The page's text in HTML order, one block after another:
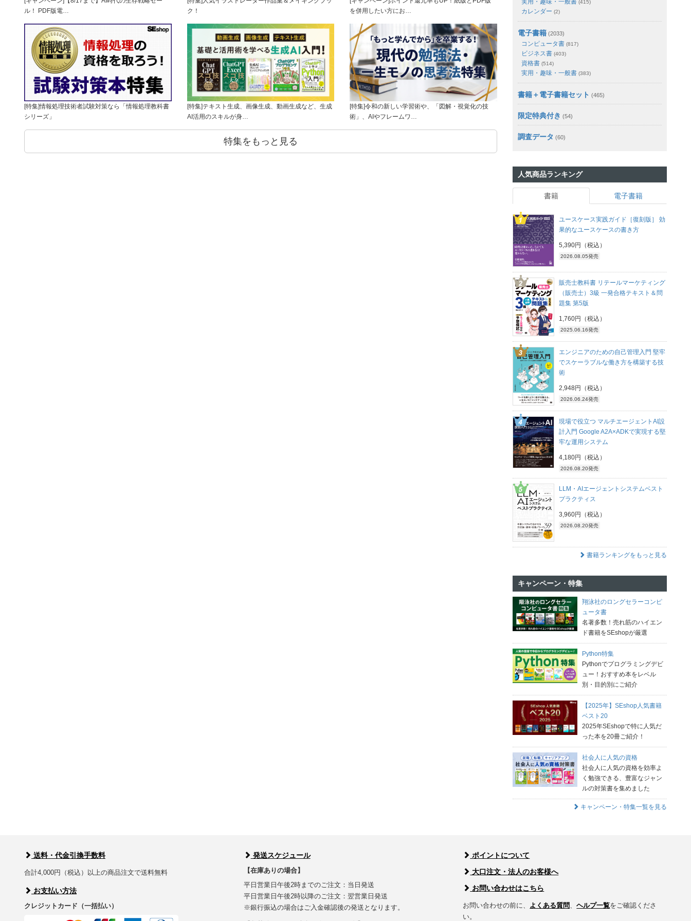
ル！ PDF版電…
ク！
を併用したい方にお…
[特集]情報処理技術者試験対策なら「情報処理教科書
シリーズ」
[特集]テキスト生成、画像生成、動画生成など、生成
AI活用のスキルが身…
[特集]令和の新しい学習術や、「図解・視覚化の技
術」、AIやフレームワ…
特集をもっと見る
実用・趣味・一般書 (415)
カレンダー (2)
電子書籍 (2033)
コンピュータ書 (817)
ビジネス書 (403)
資格書 (514)
実用・趣味・一般書 (383)
書籍＋電子書籍セット (465)
限定特典付き (54)
調査データ (60)
人気商品ランキング
書籍 電子書籍
ユースケース実践ガイド［復刻版］ 効
果的なユースケースの書き方
5,390円（税込）
2026.08.05発売
販売士教科書 リテールマーケティング
（販売士）3級 一発合格テキスト＆問
題集 第5版
1,760円（税込）
2025.06.16発売
エンジニアのための自己管理入門 堅牢
でスケーラブルな働き方を構築する技
術
2,948円（税込）
2026.06.24発売
現場で役立つ マルチエージェントAI設
計入門 Google A2A×ADKで実現する堅
牢な運用システム
4,180円（税込）
2026.08.20発売
LLM・AIエージェントシステムベスト
プラクティス
3,960円（税込）
2026.08.20発売
書籍ランキングをもっと見る
キャンペーン・特集
翔泳社のロングセラーコンピ
ュータ書
名著多数！売れ筋のハイエン
ド書籍をSEshopが厳選
Python特集
Pythonでプログラミングデビ
ュー！おすすめ本をレベル
別・目的別にご紹介
【2025年】SEshop人気書籍
ベスト20
2025年SEshopで特に人気だ
った本を20冊ご紹介！
社会人に人気の資格
社会人に人気の資格を効率よ
く勉強できる、豊富なジャン
ルの対策書を集めました
キャンペーン・特集一覧を見る
送料・代金引換手数料
合計4,000円（税込）以上の商品注文で送料無料
お支払い方法
クレジットカード（一括払い）
発送スケジュール
【在庫ありの場合】
平日営業日午後2時までのご注文：当日発送
平日営業日午後2時以降のご注文：翌営業日発送
※銀行振込の場合はご入金確認後の発送となります。
ポイントについて
大口注文・法人のお客様へ
お問い合わせはこちら
お問い合わせの前に、 よくある質問、ヘルプ一覧をご確認くださ
い。